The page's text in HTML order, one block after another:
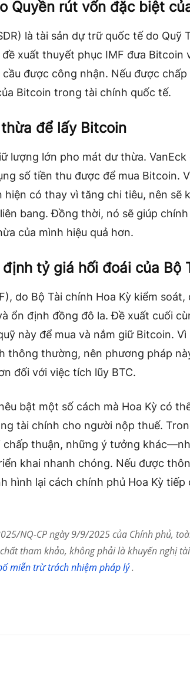
Quyền rút vốn đặc biệt
là tài sản dự trữ quốc tế do Quỹ
xuất thuyết phục IMF đưa Bitcoin
được công nhận. Nếu được
Bitcoin trong tài chính quốc tế.
để lấy Bitcoin
lượng lớn pho mát dư thừa.
số tiền thu được để mua Bitcoin.
hiện có thay vì tăng chi tiêu, nên sẽ
bang. Đồng thời, nó sẽ giúp
của mình hiệu quả hơn.
tỷ giá hối đoái của Bộ
do Bộ Tài chính Hoa Kỳ kiểm
ổn định đồng đô la. Đề xuất cuối
này để mua và nắm giữ Bitcoin. Vì
thông thường, nên phương pháp
đối với việc tích lũy BTC.
bật một số cách mà Hoa Kỳ có
tài chính cho người nộp thuế.
thuận, những ý tưởng
khai nhanh chóng. Nếu được
hình lại cách chính phủ Hoa Kỳ tiếp
NQ-CP ngày 9/9/2025 của Chính phủ,
tham khảo, không phải là khuyến nghị
miễn trừ trách nhiệm pháp lý.